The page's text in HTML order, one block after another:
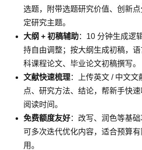
选题，附带选题研究价值、创新
定研究主题。
大纲 + 初稿辅助：10 分钟生成逻
持自由调整；按大纲生成初稿，
科课程论文、毕业论文初稿撰写。
文献快速梳理：上传英文 / 中文
点、研究方法、结论，帮新手快
阅读时间。
免费额度友好：改写、润色等基
可多次迭代优化内容，适合预算
用。